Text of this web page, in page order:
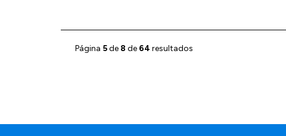
Página 5de 8 de 64 resultados